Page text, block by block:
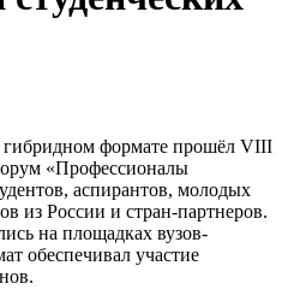
гибридном формате прошёл VIII
«Профессионалы
аспирантов, молодых
из России и стран-партнеров.
на площадках вузов-
обеспечивал участие